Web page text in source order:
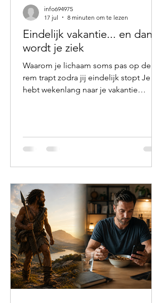
Eindelijk vakantie... en dan
wordt je ziek
Waarom je lichaam soms pas op de
rem trapt zodra jij eindelijk stopt Je
hebt wekenlang naar je vakantie
e-mails moesten eruit en thuis
wachtten de koffers. Je voelde je
Straks heb ik vakantie. En dan is het
eindelijk zover. De eerste dag ben je
nog wat onrustig. Een dag later word
je wakker met
info694975
17 jul
8 minuten om te lezen